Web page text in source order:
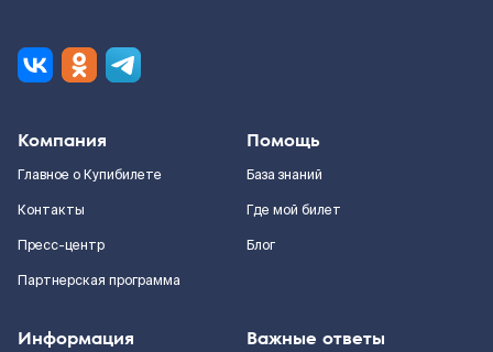
Компания
Главное о Купибилете
Контакты
Пресс-центр
Партнерская программа
Помощь
База знаний
Где мой билет
Блог
Информация Важные ответы